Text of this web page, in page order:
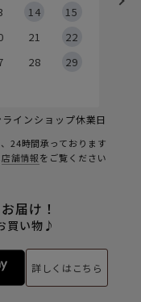
14
15
21
22
28
29
ラインショップ休業日
24時間承っております
店舗情報をご覧ください
届け！
買い物♪
詳しくはこちら